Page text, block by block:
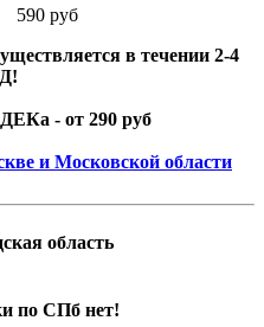
руб
в течении 2-4
- от 290 руб
и Московской области
область
по СПб нет!